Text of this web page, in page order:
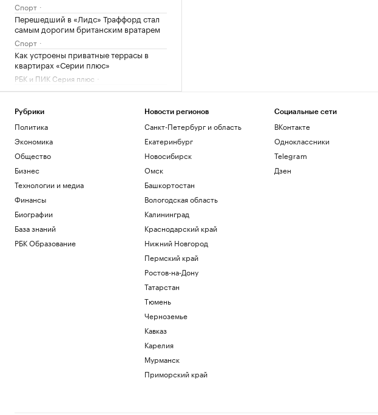
Спорт
Перешедший в «Лидс» Траффорд стал
самым дорогим британским вратарем
Спорт
Как устроены приватные террасы в
квартирах «Серии плюс»
РБК и ПИК Серия плюс
Аэропорт Домодедово открыли для
Политика
Женщина и ребенок погибли во время
непогоды в Смоленске
Арест запросили обвиняемой по делу о
порнографии экс-участнице «Дома-2»
Общество
Иран сообщил об «операции против
Политика
Шнайдер обыграла Калинскую и вышла
в четвертый круг турнира в Торонто
В горах Казахстана эвакуировали еще
Рубрики
Политика
Экономика
Общество
Бизнес
Технологии и медиа
Финансы
Биографии
База знаний
РБК Образование
Новости регионов
Санкт-Петербург и область
Екатеринбург
Новосибирск
Омск
Башкортостан
Вологодская область
Калининград
Краснодарский край
Нижний Новгород
Пермский край
Ростов-на-Дону
Татарстан
Тюмень
Черноземье
Кавказ
Карелия
Мурманск
Приморский край
Социальные сети
ВКонтакте
Одноклассники
Telegram
Дзен